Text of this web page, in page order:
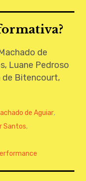
de
Luane Pedroso
de Bitencourt,
de Aguiar,
Santos,